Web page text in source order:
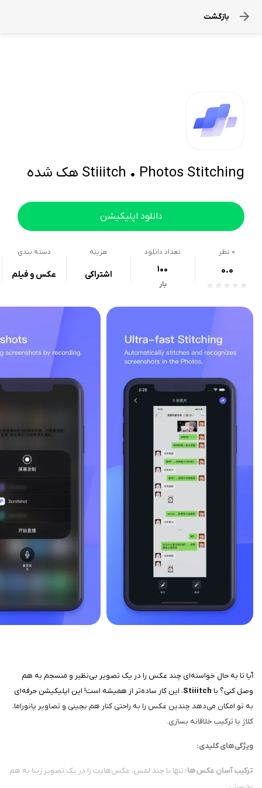
بازگشت
Stiiitch • Photos Stitching هک شده
دانلود اپلیکیشن
0 نظر
0.0
تعداد دانلود
100
بار
هزینه
اشتراکی
دسته بندی
عکس و فیلم
آیا تا به حال خواسته‌ای چند عکس را در یک تصویر بی‌نظیر و منسجم به هم
وصل کنی؟ با Stiiitch، این کار ساده‌تر از همیشه است! این اپلیکیشن حرفه‌ای
به تو امکان می‌دهد چندین عکس را به راحتی کنار هم بچینی و تصاویر پانوراما،
کلاژ یا ترکیب خلاقانه بسازی.
ویژگی‌های کلیدی:
ترکیب آسان عکس‌ها: تنها با چند لمس، عکس‌هایت را در یک تصویر زیبا به هم
بچسبان.